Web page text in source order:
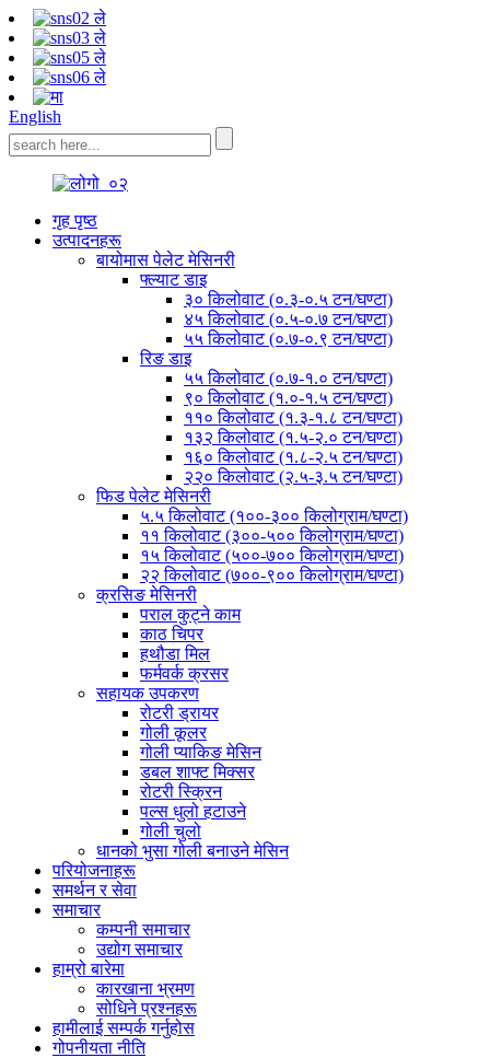
English
गृह पृष्ठ
उत्पादनहरू
बायोमास पेलेट मेसिनरी
फ्ल्याट डाइ
३० किलोवाट (०.३-०.५ टन/घण्टा)
४५ किलोवाट (०.५-०.७ टन/घण्टा)
५५ किलोवाट (०.७-०.९ टन/घण्टा)
रिङ डाइ
५५ किलोवाट (०.७-१.० टन/घण्टा)
९० किलोवाट (१.०-१.५ टन/घण्टा)
११० किलोवाट (१.३-१.८ टन/घण्टा)
१३२ किलोवाट (१.५-२.० टन/घण्टा)
१६० किलोवाट (१.८-२.५ टन/घण्टा)
२२० किलोवाट (२.५-३.५ टन/घण्टा)
फिड पेलेट मेसिनरी
५.५ किलोवाट (१००-३०० किलोग्राम/घण्टा)
११ किलोवाट (३००-५०० किलोग्राम/घण्टा)
१५ किलोवाट (५००-७०० किलोग्राम/घण्टा)
२२ किलोवाट (७००-९०० किलोग्राम/घण्टा)
क्रसिङ मेसिनरी
पराल कुट्ने काम
काठ चिपर
हथौडा मिल
फर्मवर्क क्रसर
सहायक उपकरण
रोटरी ड्रायर
गोली कूलर
गोली प्याकिङ मेसिन
डबल शाफ्ट मिक्सर
रोटरी स्क्रिन
पल्स धुलो हटाउने
गोली चुलो
धानको भुसा गोली बनाउने मेसिन
परियोजनाहरू
समर्थन र सेवा
समाचार
कम्पनी समाचार
उद्योग समाचार
हाम्रो बारेमा
कारखाना भ्रमण
सोधिने प्रश्नहरू
हामीलाई सम्पर्क गर्नुहोस
गोपनीयता नीति